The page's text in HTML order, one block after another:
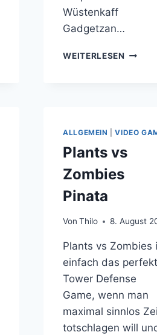
Wüstenkaff
Gadgetzan…
WEITERLESEN
MEAN
OF
ALLGEMEIN |VIDEO
Plants vs
Zombies
Pinata
Von Thilo 8. August
Plants vs Zombies
einfach das
Tower Defense
Game, wenn man
maximal sinnlos
totschlagen will